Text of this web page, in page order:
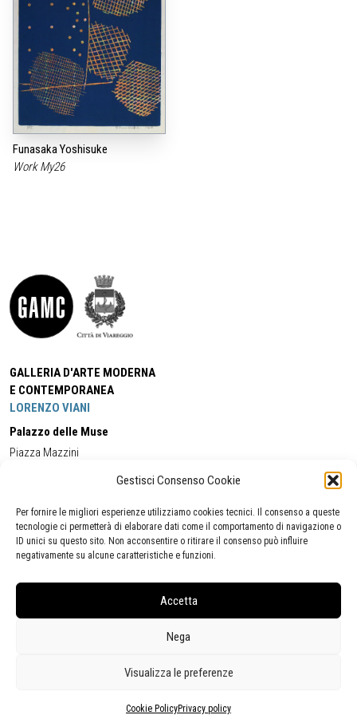
Gestisci Consenso Cookie
Per fornire le migliori esperienze utilizziamo cookies tecnici. Il consenso a queste
tecnologie ci permetterà di elaborare dati come il comportamento di navigazione o
ID unici su questo sito. Non acconsentire o ritirare il consenso può influire
negativamente su alcune caratteristiche e funzioni.
Accetta
Nega
Visualizza le preferenze
Cookie PolicyPrivacy policy
Funasaka Yoshisuke
Work My26
GALLERIA D'ARTE MODERNA
E CONTEMPORANEA
LORENZO VIANI
Palazzo delle Muse
Piazza Mazzini
Cell:+39 338 5714978 (orario apertura Galleria)
Tel:
+39 0584 944580
(orario 09.00/13.00)
Email:gamc@comune.viareggio.lu.it
Segnalazione di inaccessibilità